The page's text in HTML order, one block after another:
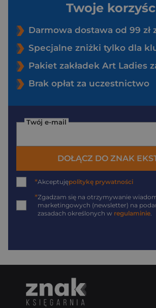
Twoje
Darmowa dostawa od 99 zł
Specjalne zniżki tylko dla
Pakiet zakładek Art Ladies
Brak opłat za uczestnictwo
Twój e-mail
DOŁĄCZ DO ZNAK
*Akceptujępolitykę prywatności
*Zgadzam się na otrzymywanie
marketingowych (newsletter) na
zasadach określonych w regulaminie.